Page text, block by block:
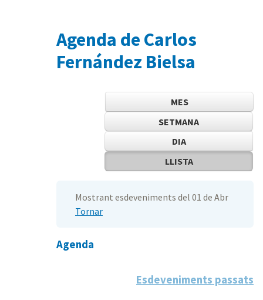
Agenda de Carlos
Fernández Bielsa
MES
SETMANA
DIA
LLISTA
Mostrant esdeveniments del 01 de Abr
Tornar
Agenda
Esdeveniments passats